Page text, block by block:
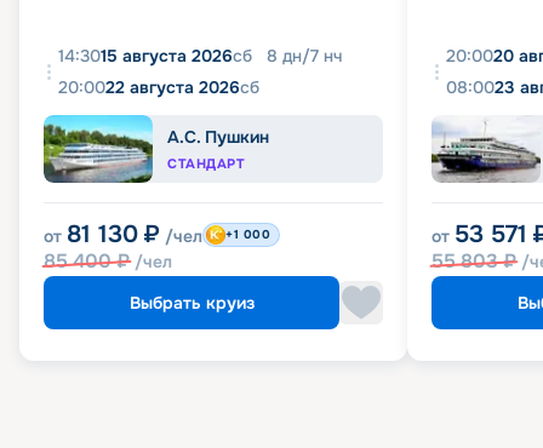
14:3015 августа 2026сб 8 дн/7 нч
20:0022 августа 2026сб
А.С. Пушкин
СТАНДАРТ
от 81 130 ₽ /чел
85 400₽ /чел
+1 000
Выбрать круиз
20:0020
08:0023
от 53 571
55 803₽ /